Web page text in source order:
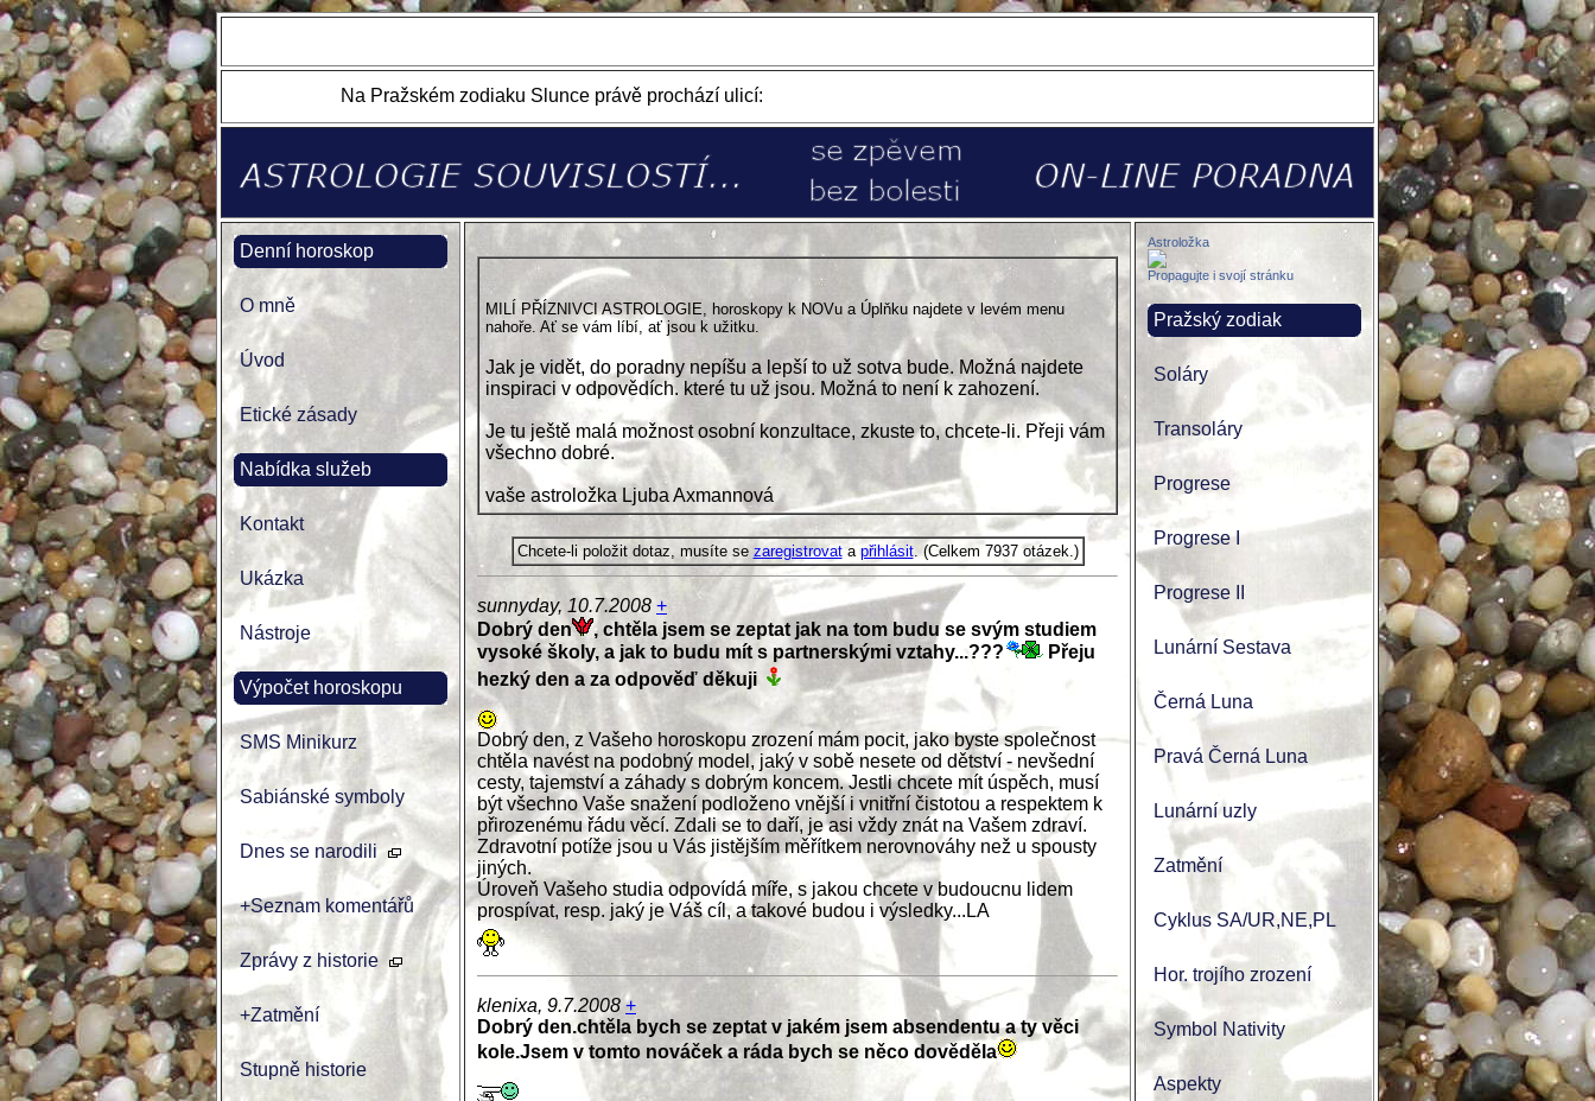
Na Pražském zodiaku Slunce právě prochází ulicí:
Denní horoskop
O mně
Úvod
Etické zásady
Nabídka služeb
Kontakt
Ukázka
Nástroje
Výpočet horoskopu
SMS Minikurz
Sabiánské symboly
Dnes se narodili
+Seznam komentářů
Zprávy z historie
+Zatmění
Stupně historie
MILÍ PŘÍZNIVCI ASTROLOGIE, horoskopy k NOVu a Úplňku najdete v levém menu
nahoře. Ať se vám líbí, ať jsou k užitku.
Jak je vidět, do poradny nepíšu a lepší to už sotva bude. Možná najdete
inspiraci v odpovědích. které tu už jsou. Možná to není k zahození.
Je tu ještě malá možnost osobní konzultace, zkuste to, chcete-li. Přeji vám
všechno dobré.
vaše astroložka Ljuba Axmannová
Chcete-li položit dotaz, musíte se zaregistrovata přihlásit. (Celkem 7937 otázek.)
sunnyday, 10.7.2008 +
Dobrý den
, chtěla jsem se zeptat jak na tom budu se svým studiem
vysoké školy, a jak to budu mít s partnerskými vztahy...???
Přeju
hezký den a za odpověď děkuji
Dobrý den, z Vašeho horoskopu zrození mám pocit, jako byste společnost
chtěla navést na podobný model, jaký v sobě nesete od dětství - nevšední
cesty, tajemství a záhady s dobrým koncem. Jestli chcete mít úspěch, musí
být všechno Vaše snažení podloženo vnější i vnitřní čistotou a respektem k
přirozenému řádu věcí. Zdali se to daří, je asi vždy znát na Vašem zdraví.
Zdravotní potíže jsou u Vás jistějším měřítkem nerovnováhy než u spousty
jiných.
Úroveň Vašeho studia odpovídá míře, s jakou chcete v budoucnu lidem
prospívat, resp. jaký je Váš cíl, a takové budou i výsledky...LA
klenixa, 9.7.2008 +
Dobrý den.chtěla bych se zeptat v jakém jsem absendentu a ty věci
kole.Jsem v tomto nováček a ráda bych se něco dověděla
Astroložka
Propagujte i svojí stránku
Pražský zodiak
Soláry
Transoláry
Progrese
Progrese I
Progrese II
Lunární Sestava
Černá Luna
Pravá Černá Luna
Lunární uzly
Zatmění
Cyklus SA/UR,NE,PL
Hor. trojího zrození
Symbol Nativity
Aspekty